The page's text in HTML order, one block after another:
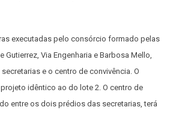
executadas pelo consórcio formado pelas
Gutierrez, Via Engenharia e Barbosa Mello,
e o centro de convivência. O
idêntico ao do lote 2. O centro de
entre os dois prédios das secretarias, terá